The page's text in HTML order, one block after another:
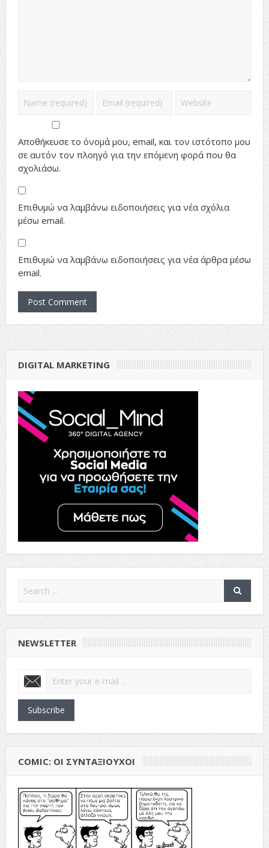
Αποθήκευσε το όνομά μου, email, και τον ιστότοπο μου
σε αυτόν τον πλοηγό για την επόμενη φορά που θα
σχολιάσω.
Επιθυμώ να λαμβάνω ειδοποιήσεις για νέα σχόλια
μέσω email.
Επιθυμώ να λαμβάνω ειδοποιήσεις για νέα άρθρα μέσω
email.
DIGITAL MARKETING
NEWSLETTER
Subscribe
COMIC: ΟΙ ΣΥΝΤΑΞΙΟΎΧΟΙ